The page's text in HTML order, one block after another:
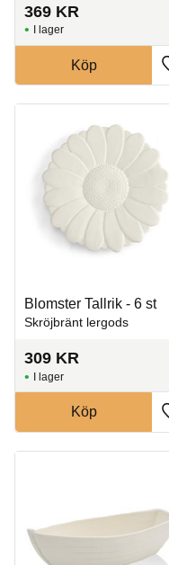
369 KR
I lager
Köp
Blomster Tallrik - 6 st
Skröjbränt lergods
309 KR
I lager
Köp